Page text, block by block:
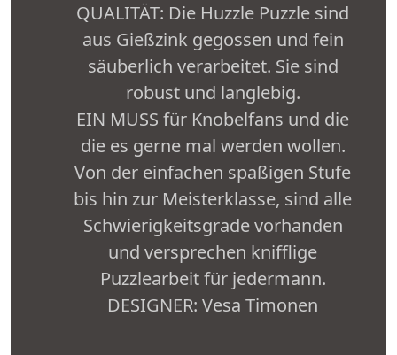
QUALITÄT: Die Huzzle Puzzle sind
aus Gießzink gegossen und fein
säuberlich verarbeitet. Sie sind
robust und langlebig.
EIN MUSS für Knobelfans und die
die es gerne mal werden wollen.
Von der einfachen spaßigen Stufe
bis hin zur Meisterklasse, sind alle
Schwierigkeitsgrade vorhanden
und versprechen knifflige
Puzzlearbeit für jedermann.
DESIGNER: Vesa Timonen